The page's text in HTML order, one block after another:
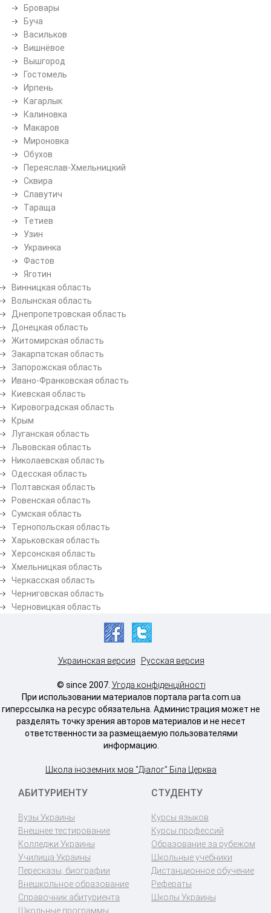
Бровары
Буча
Васильков
Вишнёвое
Вышгород
Гостомель
Ирпень
Кагарлык
Калиновка
Макаров
Мироновка
Обухов
Переяслав-Хмельницкий
Сквира
Славутич
Тараща
Тетиев
Узин
Украинка
Фастов
Яготин
Винницкая область
Волынская область
Днепропетровская область
Донецкая область
Житомирская область
Закарпатская область
Запорожская область
Ивано-Франковская область
Киевская область
Кировоградская область
Крым
Луганская область
Львовская область
Николаевская область
Одесская область
Полтавская область
Ровенская область
Сумская область
Тернопольская область
Харьковская область
Херсонская область
Хмельницкая область
Черкасская область
Черниговская область
Черновицкая область
Украинская версия Русская версия
© since 2007. Угода конфіденційності
При использовании материалов портала parta.com.ua
гиперссылка на ресурс обязательна. Администрация может не
разделять точку зрения авторов материалов и не несет
ответственности за размещаемую пользователями
информацию.
Школа іноземних мов "Діалог" Біла Церква
АБИТУРИЕНТУ
Вузы Украины
Внешнее тестирование
Колледжи Украины
Училища Украины
Пересказы, биографии
Внешкольное образование
Справочник абитуриента
Школьные программы
СТУДЕНТУ
Курсы языков
Курсы профессий
Образование за рубежом
Школьные учебники
Дистанционное обучение
Рефераты
Школы Украины